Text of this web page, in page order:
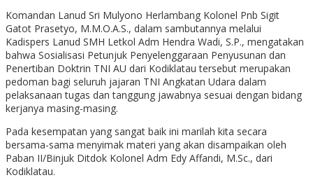
Komandan Lanud Sri Mulyono Herlambang Kolonel Pnb Sigit
Gatot Prasetyo, M.M.O.A.S., dalam sambutannya melalui
Kadispers Lanud SMH Letkol Adm Hendra Wadi, S.P., mengatakan
bahwa Sosialisasi Petunjuk Penyelenggaraan Penyusunan dan
Penertiban Doktrin TNI AU dari Kodiklatau tersebut merupakan
pedoman bagi seluruh jajaran TNI Angkatan Udara dalam
pelaksanaan tugas dan tanggung jawabnya sesuai dengan bidang
kerjanya masing-masing.
Pada kesempatan yang sangat baik ini marilah kita secara
bersama-sama menyimak materi yang akan disampaikan oleh
Paban II/Binjuk Ditdok Kolonel Adm Edy Affandi, M.Sc., dari
Kodiklatau.